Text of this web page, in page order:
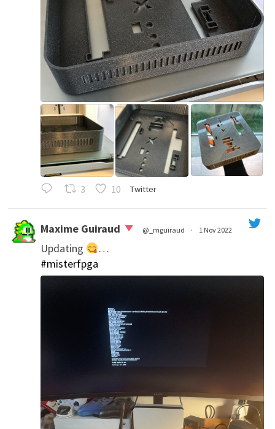
3 10 Twitter
Maxime Guiraud @_mguiraud · 1 Nov 2022
Updating
…
#misterfpga